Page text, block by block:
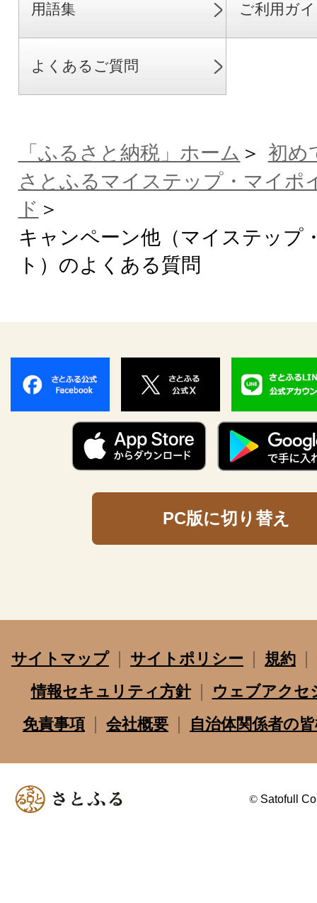
用語集 ご利用ガ
よくあるご質問
「ふるさと納税」ホーム
初め
さとふるマイステップ・マイポ
ド
キャンペーン他（マイステップ
ト）のよくある質問
PC版に切り替え
サイトマップ サイトポリシー
規約
情報セキュリティ方針
ウェブアクセ
免責事項
会社概要 自治体関係者の
© Satofull